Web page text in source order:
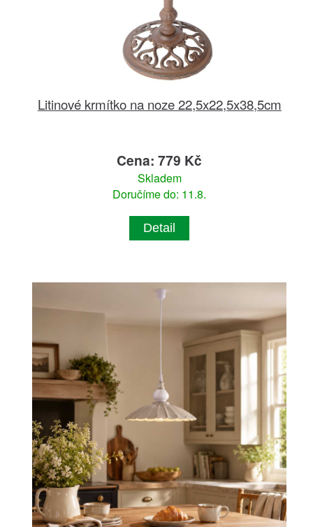
Litinové krmítko na noze 22,5x22,5x38,5cm
Cena: 779 Kč
Skladem
Doručíme do: 11.8.
Detail